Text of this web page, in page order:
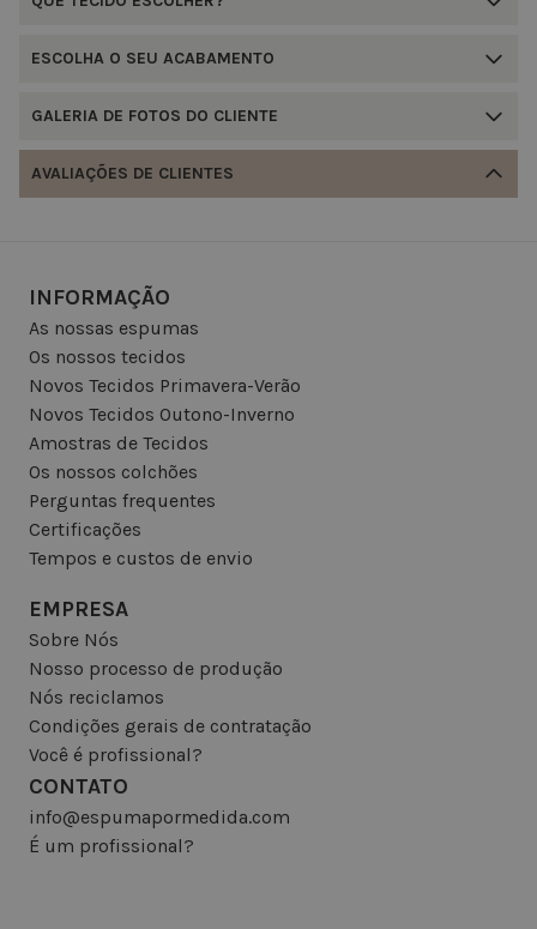
ESCOLHA O SEU ACABAMENTO
GALERIA DE FOTOS DO CLIENTE
AVALIAÇÕES DE CLIENTES
INFORMAÇÃO
As nossas espumas
Os nossos tecidos
Novos Tecidos Primavera-Verão
Novos Tecidos Outono-Inverno
Amostras de Tecidos
Os nossos colchões
Perguntas frequentes
Certificações
Tempos e custos de envio
EMPRESA
Sobre Nós
Nosso processo de produção
Nós reciclamos
Condições gerais de contratação
Você é profissional?
CONTATO
info@espumapormedida.com
É um profissional?